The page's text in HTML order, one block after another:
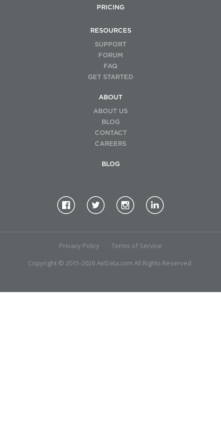
PRICING
RESOURCES
SUPPORT
FORUM
FAQ
GET STARTED
ABOUT
ABOUT US
BLOG
CONTACT
CAREERS
BLOG
Copyright © 2015-2026 AirData.com All Rights Reserved.
Privacy Policy Terms of Service